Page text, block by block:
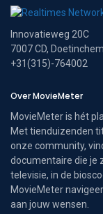
Innovatieweg 20C
7007 CD,
+31(315)-764002
Over MovieMeter
MovieMeter is hét
Met tienduizenden
onze community,
documentaire die je
televisie, in de
MovieMeter
aan jouw wensen.